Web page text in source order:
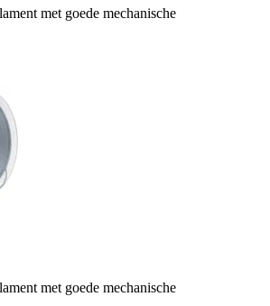
met goede mechanische
met goede mechanische